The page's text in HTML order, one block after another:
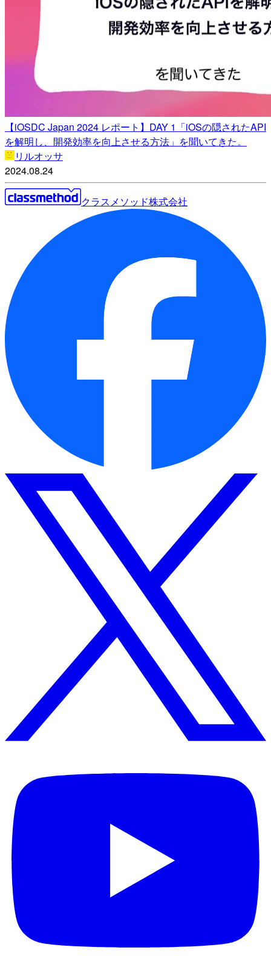
【iOSDC Japan 2024 レポート】DAY 1「iOSの隠されたAPI
を解明し、開発効率を向上させる方法」を聞いてきた。
リルオッサ
2024.08.24
クラスメソッド株式会社